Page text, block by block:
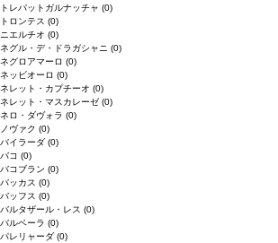
トレパットガルナッチャ (0)
トロンテス (0)
ニエルチオ (0)
ネグル・デ・ドラガシャニ (0)
ネグロアマーロ (0)
ネッビオーロ (0)
ネレット・カプチーオ (0)
ネレット・マスカレーゼ (0)
ネロ・ダヴォラ (0)
ノヴァク (0)
バイラーダ (0)
バコ (0)
バコブラン (0)
バッカス (0)
バッフス (0)
バルタザール・レス (0)
バルベーラ (0)
パレリャーダ (0)